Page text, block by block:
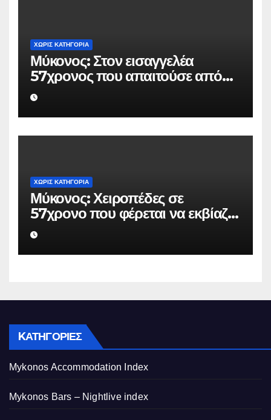
ΧΩΡΊΣ ΚΑΤΗΓΟΡΊΑ
Μύκονος: Στον εισαγγελέα
57χρονος που απαιτούσε από
επιχειρηματία 80.000 ευρώ για
να μην κάνει καταγγελίες σε
βάρος του
ΧΩΡΊΣ ΚΑΤΗΓΟΡΊΑ
Μύκονος: Χειροπέδες σε
57χρονο που φέρεται να εκβίαζε
επιχείρηση για να «θάψει»
ψευδείς καταγγελίες – Η παγίδα
που του έστησε η ΕΛ.ΑΣ.
KΑΤΗΓΟΡΊΕΣ
Mykonos Accommodation Index
Mykonos Bars – Nightlive index